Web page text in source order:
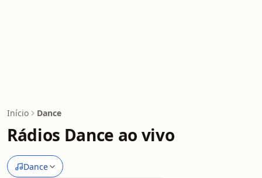
Início Dance
Rádios Dance ao vivo
Dance